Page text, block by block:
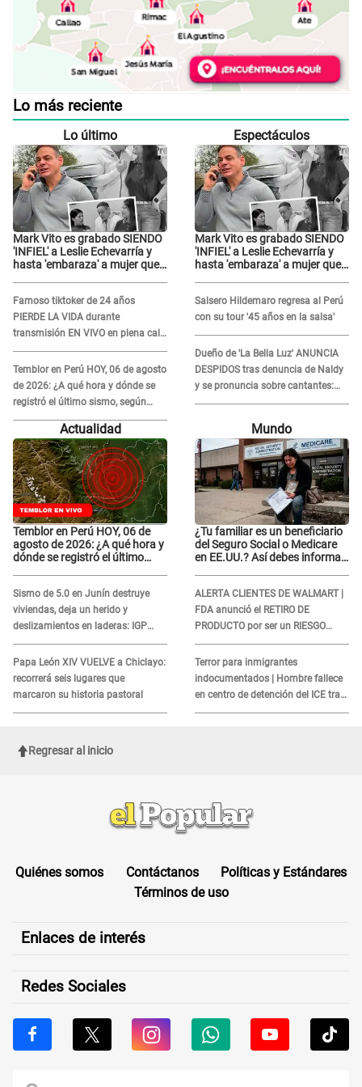
Lo más reciente
Lo último
Mark Vito es grabado SIENDO
'INFIEL' a Leslie Echevarría y
hasta 'embaraza' a mujer que
Famoso tiktoker de 24 años
PIERDE LA VIDA durante
transmisión EN VIVO en plena calle
y desata conmoción
Temblor en Perú HOY, 06 de agosto
de 2026: ¿A qué hora y dónde se
registró el último sismo, según
IGP?
Espectáculos
Mark Vito es grabado SIENDO
'INFIEL' a Leslie Echevarría y
hasta 'embaraza' a mujer que
Salsero Hildemaro regresa al Perú
con su tour '45 años en la salsa'
Dueño de 'La Bella Luz' ANUNCIA
DESPIDOS tras denuncia de Naldy
y se pronuncia sobre cantantes:
"Mis chicas están siendo
Actualidad
Temblor en Perú HOY, 06 de
agosto de 2026: ¿A qué hora y
dónde se registró el último
Sismo de 5.0 en Junín destruye
viviendas, deja un herido y
deslizamientos en laderas: IGP
alerta sobre posibles réplicas
Papa León XIV VUELVE a Chiclayo:
recorrerá seis lugares que
marcaron su historia pastoral
Mundo
¿Tu familiar es un beneficiario
del Seguro Social o Medicare
en EE.UU.? Así debes informar
ALERTA CLIENTES DE WALMART |
FDA anunció el RETIRO DE
PRODUCTO por ser un RIESGO
MORTAL para consumidores: ¿Cuál
es?
Terror para inmigrantes
indocumentados | Hombre fallece
en centro de detención del ICE tras
sufrir una "emergencia médica"
Regresar al inicio
Quiénes somos Contáctanos
Políticas y Estándares
Términos de uso
Enlaces de interés
Redes Sociales